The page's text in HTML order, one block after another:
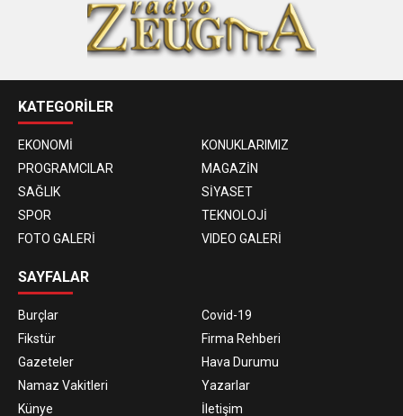
KATEGORİLER
EKONOMİ
KONUKLARIMIZ
PROGRAMCILAR
MAGAZİN
SAĞLIK
SİYASET
SPOR
TEKNOLOJİ
FOTO GALERİ
VIDEO GALERİ
SAYFALAR
Burçlar
Covid-19
Fikstür
Firma Rehberi
Gazeteler
Hava Durumu
Namaz Vakitleri
Yazarlar
Künye
İletişim